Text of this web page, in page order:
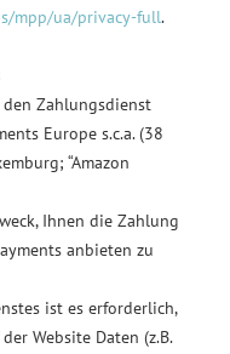
mpp/ua/privacy-full.
Zahlungsdienst
Europe s.c.a. (38
“Amazon
Ihnen die Zahlung
anbieten zu
ist es erforderlich,
Website Daten (z.B.